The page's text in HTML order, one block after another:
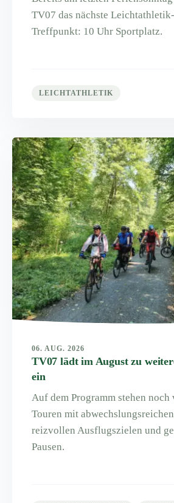
TV07 das nächste
Treffpunkt: 10 Uhr Sportplatz.
LEICHTATHLETIK
06. AUG. 2026
TV07 lädt im August zu
ein
Auf dem Programm stehen
Touren mit
reizvollen Ausflugszielen und
Pausen.